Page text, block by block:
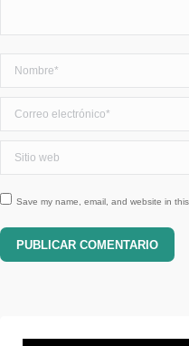
Save my name, email, and website in
PUBLICAR COMENTARIO